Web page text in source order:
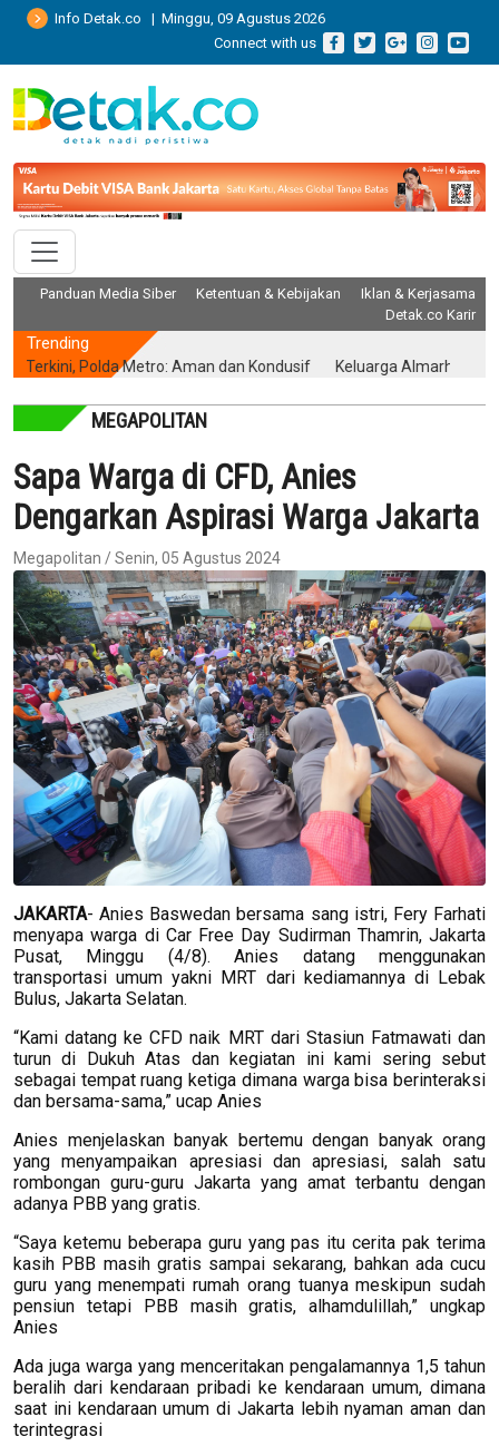
Info Detak.co | Minggu, 09 Agustus 2026
Connect with us
Panduan Media Siber Ketentuan & Kebijakan
Iklan & Kerjasama
Detak.co Karir
Trending
Polda Metro: Aman dan Kondusif Keluarga Almarhum Yurizal
MEGAPOLITAN
Sapa Warga di CFD, Anies
Dengarkan Aspirasi Warga Jakarta
Megapolitan / Senin, 05 Agustus 2024
JAKARTA- Anies Baswedan bersama sang istri, Fery Farhati
menyapa warga di Car Free Day Sudirman Thamrin, Jakarta
Pusat, Minggu (4/8). Anies datang menggunakan
transportasi umum yakni MRT dari kediamannya di Lebak
Bulus, Jakarta Selatan.
“Kami datang ke CFD naik MRT dari Stasiun Fatmawati dan
turun di Dukuh Atas dan kegiatan ini kami sering sebut
sebagai tempat ruang ketiga dimana warga bisa berinteraksi
dan bersama-sama,” ucap Anies
Anies menjelaskan banyak bertemu dengan banyak orang
yang menyampaikan apresiasi dan apresiasi, salah satu
rombongan guru-guru Jakarta yang amat terbantu dengan
adanya PBB yang gratis.
“Saya ketemu beberapa guru yang pas itu cerita pak terima
kasih PBB masih gratis sampai sekarang, bahkan ada cucu
guru yang menempati rumah orang tuanya meskipun sudah
pensiun tetapi PBB masih gratis, alhamdulillah,” ungkap
Anies
Ada juga warga yang menceritakan pengalamannya 1,5 tahun
beralih dari kendaraan pribadi ke kendaraan umum, dimana
saat ini kendaraan umum di Jakarta lebih nyaman aman dan
terintegrasi